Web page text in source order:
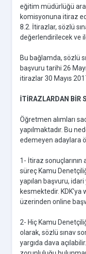
eğitim müdürlüğü
komisyonuna itiraz
8.2. İtirazlar, sözlü
değerlendirilecek ve
Bu bağlamda, sözlü
başvuru tarihi 26
itirazlar 30 Mayıs
İTİRAZLARDAN BİR
Öğretmen alımları
yapılmaktadır. Bu
edemeyen adaylara
1- İtiraz sonuçlarının
süreç Kamu
yapılan başvuru, idari
kesmektedir. KDK'ya
üzerinden online
2- Hiç Kamu
olarak, sözlü sınav
yargıda dava